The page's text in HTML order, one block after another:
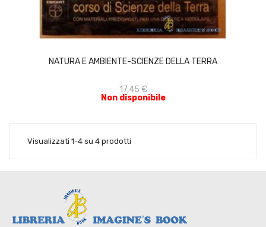
NATURA E AMBIENTE-SCIENZE DELLA TERRA
17,45 €
Non disponibile
ACQUISTA
Visualizzati 1-4 su 4 prodotti